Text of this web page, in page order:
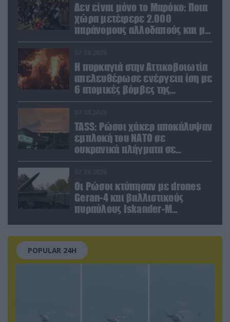
Δεν είναι μόνο το Μαρόκο: Ποια
χώρα μετέφερε 2.000
παράνομους αλλοδαπούς και με
ναρκωτικά στην Ισπανία
Η πυρκαγιά στην Αττικοβοιωτία
απελευθέρωσε ενέργεια ίση με
6 ατομικές βόμβες της
Χιροσίμα!
TASS: Ρώσοι χάκερ αποκάλυψαν
εμπλοκή του ΝΑΤΟ σε
ουκρανικά πλήγματα σε
στόχους στο ρωσικό έδαφος!
Οι Ρώσοι κτύπησαν με drones
Geran-4 και βαλλιστικούς
πυραύλους Iskander-M
POPULAR 24H